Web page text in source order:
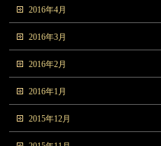
2016年4月
2016年3月
2016年2月
2016年1月
2015年12月